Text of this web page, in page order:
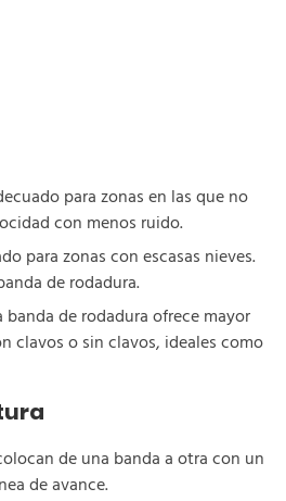
para zonas en las que no
con menos ruido.
para zonas con escasas nieves.
de rodadura.
banda de rodadura ofrece mayor
clavos o sin clavos, ideales como
de una banda a otra con un
de avance.